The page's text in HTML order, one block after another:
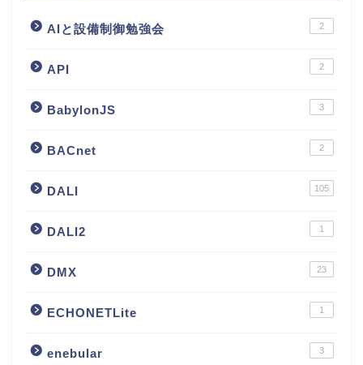
AIと設備制御勉強会 2
API 2
BabylonJS 3
BACnet 2
DALI 105
DALI2 1
DMX 23
ECHONETLite 1
enebular 3